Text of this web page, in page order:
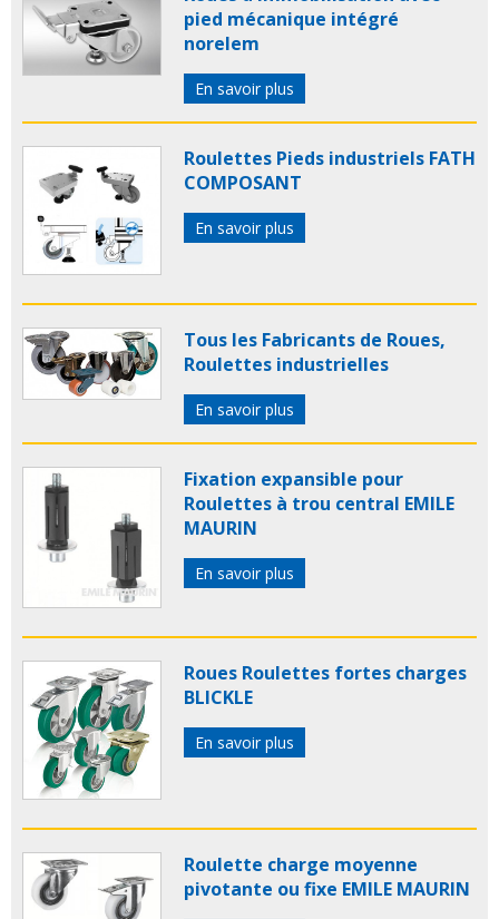
pied mécanique intégré
norelem
En savoir plus
Roulettes Pieds industriels FATH
COMPOSANT
En savoir plus
Tous les Fabricants de Roues,
Roulettes industrielles
En savoir plus
Fixation expansible pour
Roulettes à trou central EMILE
MAURIN
En savoir plus
Roues Roulettes fortes charges
BLICKLE
En savoir plus
Roulette charge moyenne
pivotante ou fixe EMILE MAURIN